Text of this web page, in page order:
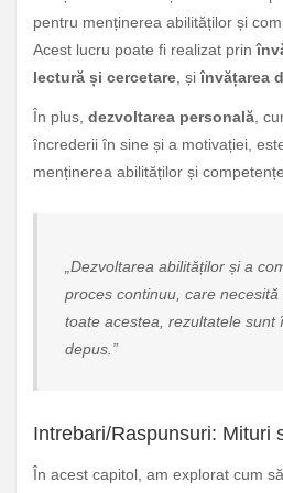
pentru menținerea abilităților și
Acest lucru poate fi realizat prin
lectură și cercetare , șiînvățarea
În plus, dezvoltarea personală ,
încrederii în sine și a motivației,
menținerea abilităților și
„Dezvoltarea abilităților și a
proces continuu, care
toate acestea, rezultatele sunt
depus.”
Intrebari/Raspunsuri: Mituri
În acest capitol, am explorat cum